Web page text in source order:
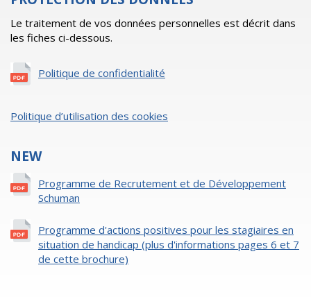
Le traitement de vos données personnelles est décrit dans
les fiches ci-dessous.
Politique de confidentialité
Politique d’utilisation des cookies
NEW
Programme de Recrutement et de Développement
Schuman
Programme d'actions positives pour les stagiaires en
situation de handicap (plus d'informations pages 6 et 7
de cette brochure)